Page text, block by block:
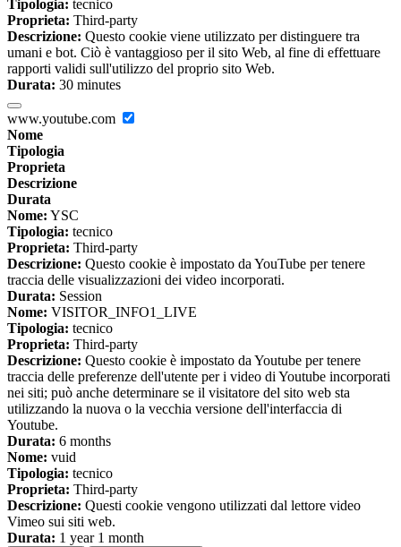
Tipologia: tecnico
Proprieta: Third-party
Descrizione: Questo cookie viene utilizzato per distinguere tra
umani e bot. Ciò è vantaggioso per il sito Web, al fine di effettuare
rapporti validi sull'utilizzo del proprio sito Web.
Durata: 30 minutes
www.youtube.com
Nome
Tipologia
Proprieta
Descrizione
Durata
Nome: YSC
Tipologia: tecnico
Proprieta: Third-party
Descrizione: Questo cookie è impostato da YouTube per tenere
traccia delle visualizzazioni dei video incorporati.
Durata: Session
Nome: VISITOR_INFO1_LIVE
Tipologia: tecnico
Proprieta: Third-party
Descrizione: Questo cookie è impostato da Youtube per tenere
traccia delle preferenze dell'utente per i video di Youtube incorporati
nei siti; può anche determinare se il visitatore del sito web sta
utilizzando la nuova o la vecchia versione dell'interfaccia di
Youtube.
Durata: 6 months
Nome: vuid
Tipologia: tecnico
Proprieta: Third-party
Descrizione: Questi cookie vengono utilizzati dal lettore video
Vimeo sui siti web.
Durata: 1 year 1 month